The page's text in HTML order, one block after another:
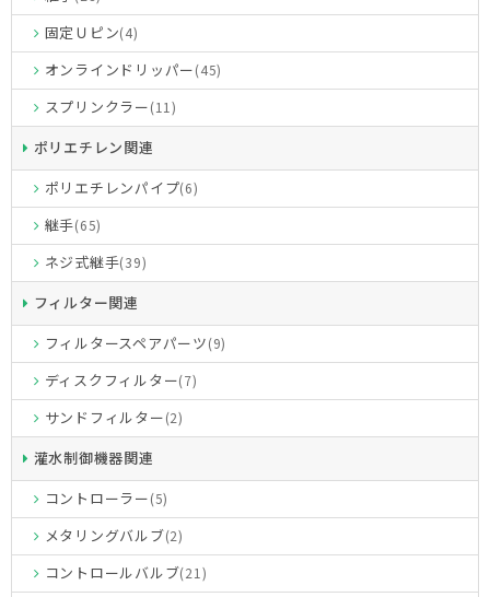
固定Ｕピン(4)
オンラインドリッパー(45)
スプリンクラー(11)
ポリエチレン関連
ポリエチレンパイプ(6)
継手(65)
ネジ式継手(39)
フィルター関連
フィルタースペアパーツ(9)
ディスクフィルター(7)
サンドフィルター(2)
灌水制御機器関連
コントローラー(5)
メタリングバルブ(2)
コントロールバルブ(21)